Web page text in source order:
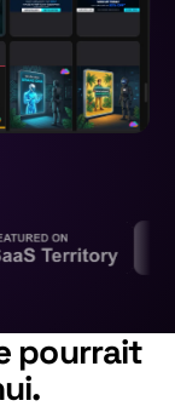
pourrait